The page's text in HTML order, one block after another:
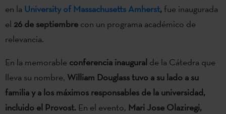
en la University of Massachusetts Amherst, fue inaugurada
el 26 de septiembre con un programa académico de
relevancia.
En la memorable conferencia inaugural de la Cátedra que
lleva su nombre, William Douglass tuvo a su lado a su
familia y a los máximos responsables de la universidad,
incluido el Provost. En el evento, Mari Jose Olaziregi,